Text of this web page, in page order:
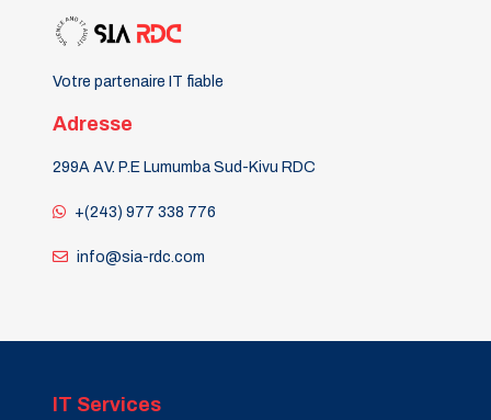
Votre partenaire IT fiable
Adresse
299A AV. P.E Lumumba Sud-Kivu RDC
+(243) 977 338 776
info@sia-rdc.com
IT Services